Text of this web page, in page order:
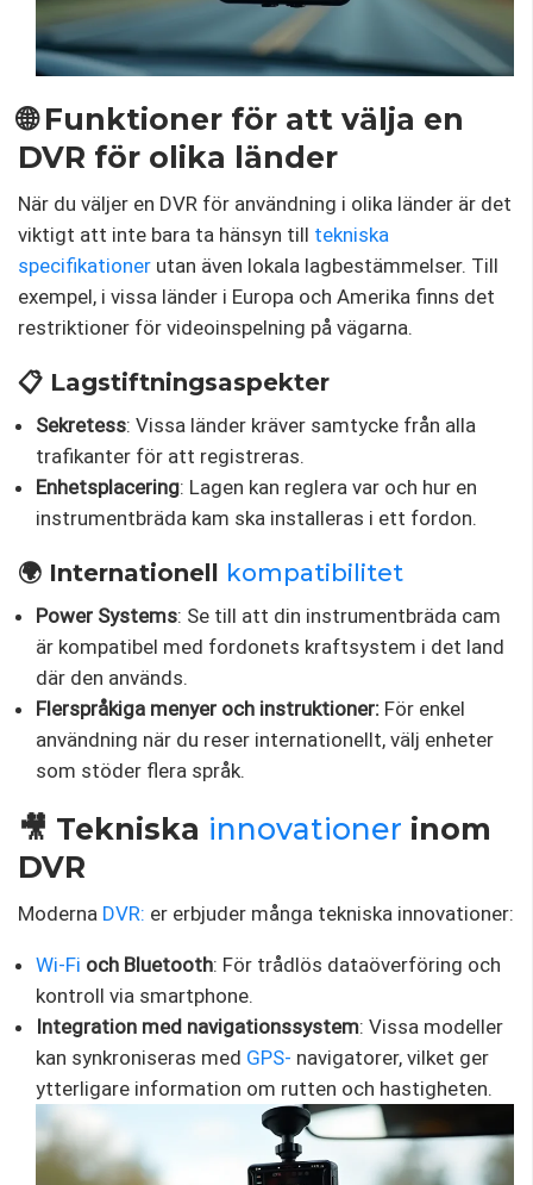
🌐 Funktioner för att välja en
DVR för olika länder
När du väljer en DVR för användning i olika länder är det
viktigt att inte bara ta hänsyn till tekniska
specifikationer utan även lokala lagbestämmelser. Till
exempel, i vissa länder i Europa och Amerika finns det
restriktioner för videoinspelning på vägarna.
📋 Lagstiftningsaspekter
Sekretess: Vissa länder kräver samtycke från alla
trafikanter för att registreras.
Enhetsplacering: Lagen kan reglera var och hur en
instrumentbräda kam ska installeras i ett fordon.
🌍 Internationell kompatibilitet
Power Systems: Se till att din instrumentbräda cam
är kompatibel med fordonets kraftsystem i det land
där den används.
Flerspråkiga menyer och instruktioner: För enkel
användning när du reser internationellt, välj enheter
som stöder flera språk.
🎥 Tekniska innovationer inom
DVR
Moderna DVR: er erbjuder många tekniska innovationer:
Wi-Fi och Bluetooth: För trådlös dataöverföring och
kontroll via smartphone.
Integration med navigationssystem: Vissa modeller
kan synkroniseras med GPS- navigatorer, vilket ger
ytterligare information om rutten och hastigheten.